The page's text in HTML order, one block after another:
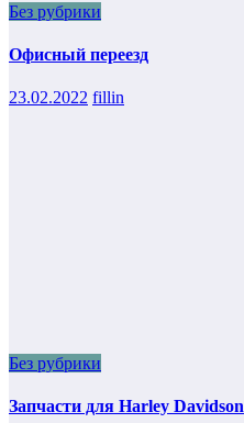
Без рубрики
Офисный переезд
23.02.2022 fillin
Без рубрики
Запчасти для Harley Davidson